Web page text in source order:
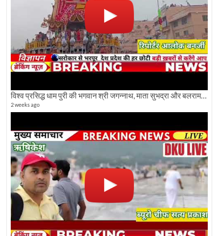
विश्व प्रसिद्ध धाम पुरी की भगवान श्री जगन्नाथ, माता सुभद्रा और बलराम जी की भव्य शोभा यात्रा देखिए
2 weeks ago